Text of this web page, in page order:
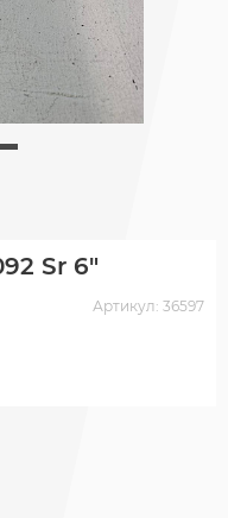
Sr 6"
Артикул: 36597